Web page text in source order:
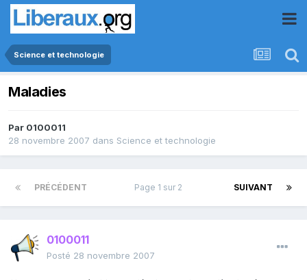
Science et technologie
Maladies
Par 0100011
28 novembre 2007 dans Science et technologie
PRÉCÉDENT SUIVANT
Page 1 sur 2
0100011
Posté 28 novembre 2007